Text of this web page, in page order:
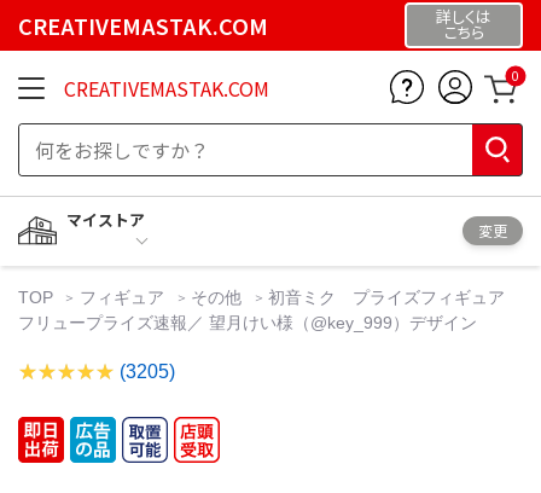
CREATIVEMASTAK.COM 詳しくは
こちら
CREATIVEMASTAK.COM 0
マイストア
変更
TOP フィギュア その他
初音ミク プライズフィギュア
フリュープライズ速報／ 望月けい様（@key_999）デザイン
(3205)